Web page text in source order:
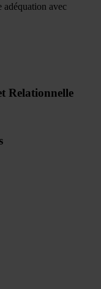
adéquation avec
Relationnelle